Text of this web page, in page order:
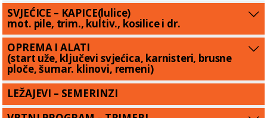
SVJEĆICE – KAPICE(lulice)
mot. pile, trim., kultiv., kosilice i dr.
OPREMA I ALATI
(start uže, ključevi svjećica, karnisteri, brusne
ploče, šumar. klinovi, remeni)
LEŽAJEVI – SEMERINZI